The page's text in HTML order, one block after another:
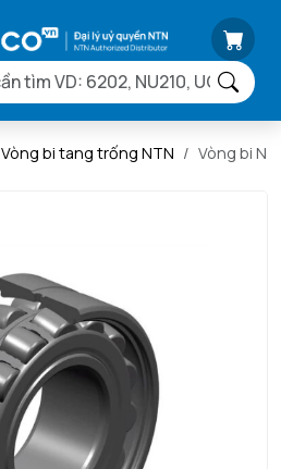
Vòng bi tang trống NTN Vòng bi